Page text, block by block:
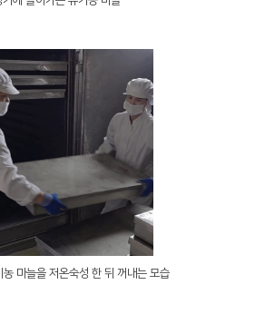
마늘을 저온숙성 한 뒤 꺼내는 모습